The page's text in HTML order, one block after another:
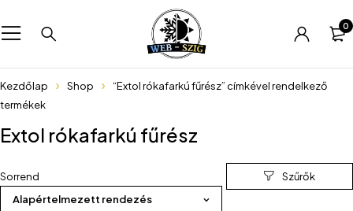
0
Kezdőlap Shop
“Extol rókafarkú fűrész” címkével rendelkező
termékek
Extol rókafarkú fűrész
Sorrend
Alapértelmezett rendezés